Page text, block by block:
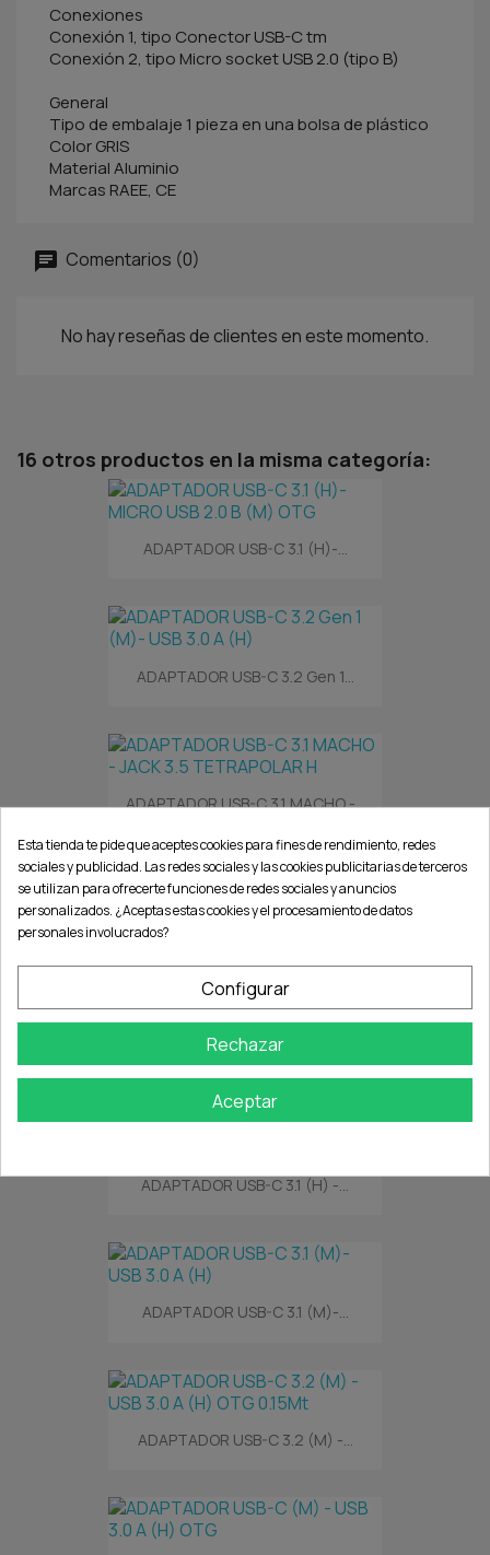
Conexiones
Conexión 1, tipo Conector USB-C tm
Conexión 2, tipo Micro socket USB 2.0 (tipo B)
General
Tipo de embalaje 1 pieza en una bolsa de plástico
Color GRIS
Material Aluminio
Marcas RAEE, CE
Comentarios (0)
No hay reseñas de clientes en este momento.
16 otros productos en la misma categoría:
ADAPTADOR USB-C 3.1 (H)-...
ADAPTADOR USB-C 3.2 Gen 1...
ADAPTADOR USB-C 3.1 MACHO -...
ADAPTADOR USB-C 3.1 (H) -...
CABLE ADAPTADOR USB 3.1 C...
ADAPTADOR USB-C 3.1 (H) -...
ADAPTADOR USB-C 3.1 (M)-...
ADAPTADOR USB-C 3.2 (M) -...
Esta tienda te pide que aceptes cookies para fines de rendimiento, redes
sociales y publicidad. Las redes sociales y las cookies publicitarias de terceros
se utilizan para ofrecerte funciones de redes sociales y anuncios
personalizados. ¿Aceptas estas cookies y el procesamiento de datos
personales involucrados?
Configurar
Rechazar
Aceptar